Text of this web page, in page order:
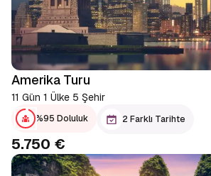
Amerika Turu
11 Gün 1 Ülke 5 Şehir
%95 Doluluk 2 Farklı Tarihte
5.750 €